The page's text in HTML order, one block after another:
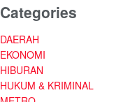
Categories
DAERAH
EKONOMI
HIBURAN
HUKUM & KRIMINAL